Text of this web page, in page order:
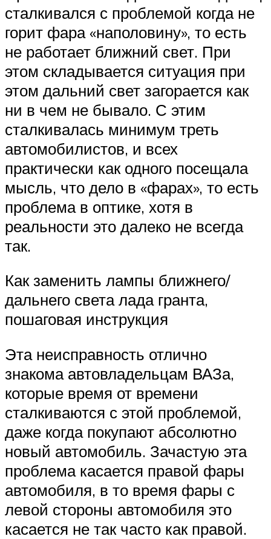
сталкивался с проблемой когда не
горит фара «наполовину», то есть
не работает ближний свет. При
этом складывается ситуация при
этом дальний свет загорается как
ни в чем не бывало. С этим
сталкивалась минимум треть
автомобилистов, и всех
практически как одного посещала
мысль, что дело в «фарах», то есть
проблема в оптике, хотя в
реальности это далеко не всегда
так.
Как заменить лампы ближнего/
дальнего света лада гранта,
пошаговая инструкция
Эта неисправность отлично
знакома автовладельцам ВАЗа,
которые время от времени
сталкиваются с этой проблемой,
даже когда покупают абсолютно
новый автомобиль. Зачастую эта
проблема касается правой фары
автомобиля, в то время фары с
левой стороны автомобиля это
касается не так часто как правой.